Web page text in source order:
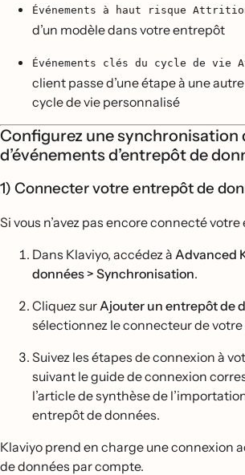
Événements à haut risque
d’un modèle dans votre entrepôt
Événements clés du cycle de vie
client passe d’une étape à une
cycle de vie personnalisé
Configurez une synchronisation
d’événements d’entrepôt de
1) Connecter votre entrepôt de
Si vous n’avez pas encore connecté
Dans Klaviyo, accédez à Advanced
données > Synchronisation.
Cliquez surAjouter un entrepôt de
sélectionnez le connecteur de
Suivez les étapes de connexion à
suivant le guide de connexion
l’article de synthèse de
entrepôt de données.
Klaviyo prend en charge une connexion
de données par compte.